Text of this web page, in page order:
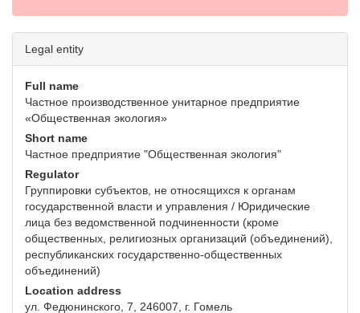
Legal entity
Full name
Частное производственное унитарное предприятие
«Общественная экология»
Short name
Частное предприятие "Общественная экология"
Regulator
Группировки субъектов, не относящихся к органам
государственной власти и управления / Юридические
лица без ведомственной подчиненности (кроме
общественных, религиозных организаций (объединений),
республиканских государственно-общественных
объединений)
Location address
ул. Федюнинского, 7, 246007, г. Гомель